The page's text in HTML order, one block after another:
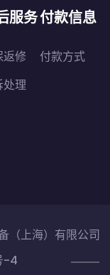
服务
返修
处理
付款信息
付款方式
（上海）有限公司
-4